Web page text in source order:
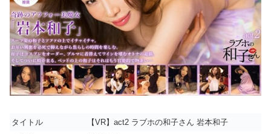
タイトル
【VR】act2 ラブホの和子さん 岩本和子